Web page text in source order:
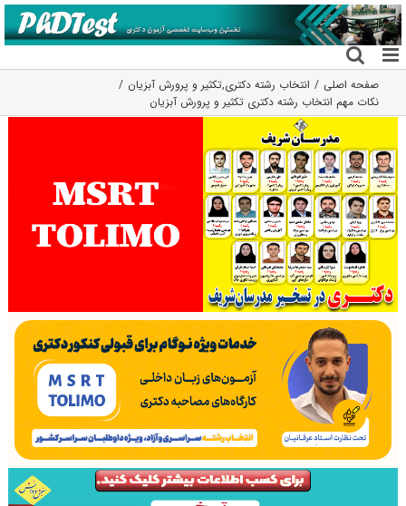
رفتن
به
محتوا
صفحه اصلی انتخاب رشته دکتری,تکثیر و پرورش آبزیان
نکات مهم انتخاب رشته دکتری تکثیر و پرورش آبزیان